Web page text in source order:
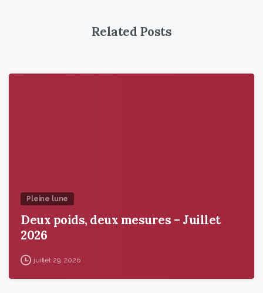
Related Posts
Pleine lune
Deux poids, deux mesures – Juillet
2026
juillet 29, 2026